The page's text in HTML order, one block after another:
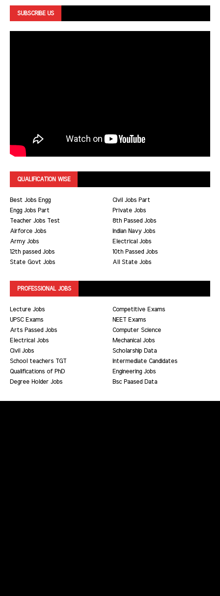
SUBSCRIBE US
QUALIFICATION WISE
Best Jobs Engg
Civil Jobs Part
Engg Jobs Part
Private Jobs
Teacher Jobs Test
8th Passed Jobs
Airforce Jobs
Indian Navy Jobs
Army Jobs
Electrical Jobs
12th passed Jobs
10th Passed Jobs
State Govt Jobs
All State Jobs
PROFESSIONAL JOBS
Lecture Jobs
Competitive Exams
UPSC Exams
NEET Exams
Arts Passed Jobs
Computer Science
Electrical Jobs
Mechanical Jobs
Civil Jobs
Scholarship Data
School teachers TGT
Intermediate Candidates
Qualifications of PhD
Engineering Jobs
Degree Holder Jobs
Bsc Paased Data